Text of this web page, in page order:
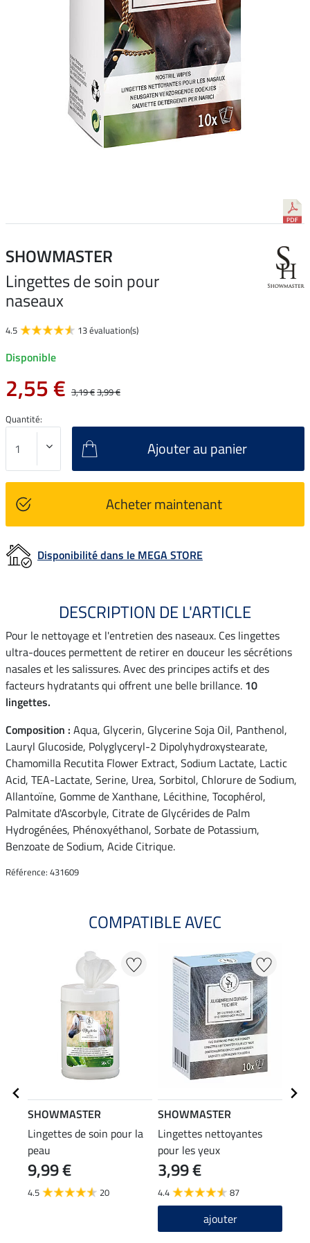
SHOWMASTER
Lingettes de soin pour
naseaux
4.5 13 évaluation(s)
Disponible
2,55 € 3,19 €3,99 €
Quantité:
Ajouter au panier
Acheter maintenant
Disponibilité dans le MEGA STORE
DESCRIPTION DE L'ARTICLE
Pour le nettoyage et l'entretien des naseaux. Ces lingettes
ultra-douces permettent de retirer en douceur les sécrétions
nasales et les salissures. Avec des principes actifs et des
facteurs hydratants qui offrent une belle brillance. 10
lingettes.
Composition : Aqua, Glycerin, Glycerine Soja Oil, Panthenol,
Lauryl Glucoside, Polyglyceryl-2 Dipolyhydroxystearate,
Chamomilla Recutita Flower Extract, Sodium Lactate, Lactic
Acid, TEA-Lactate, Serine, Urea, Sorbitol, Chlorure de Sodium,
Allantoïne, Gomme de Xanthane, Lécithine, Tocophérol,
Palmitate d'Ascorbyle, Citrate de Glycérides de Palm
Hydrogénées, Phénoxyéthanol, Sorbate de Potassium,
Benzoate de Sodium, Acide Citrique.
Référence: 431609
COMPATIBLE AVEC
SHOWMASTER
Lingettes de soin pour la
peau
9,99 €
4.5 20
SHOWMASTER
Lingettes nettoyantes
pour les yeux
3,99 €
4.4 87
ajouter